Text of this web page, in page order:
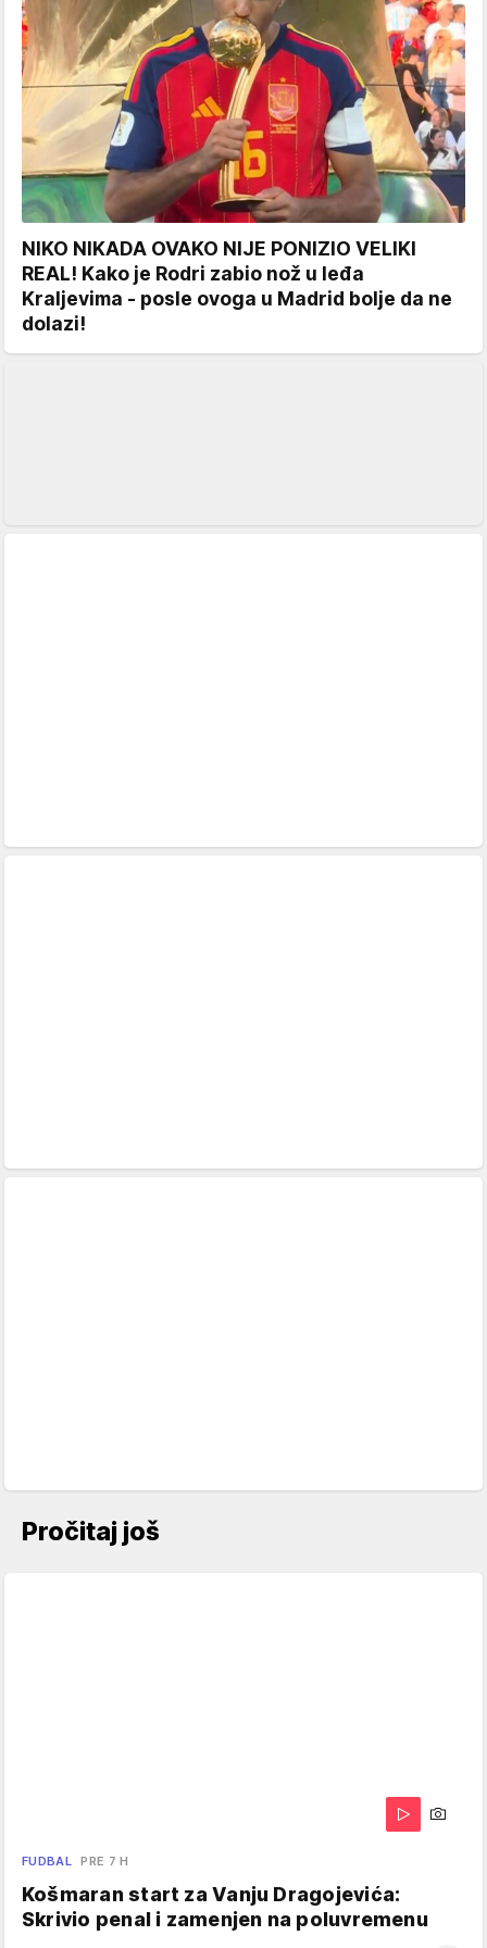
NIKO NIKADA OVAKO NIJE PONIZIO VELIKI
REAL! Kako je Rodri zabio nož u leđa
Kraljevima - posle ovoga u Madrid bolje da ne
dolazi!
Pročitaj još
FUDBAL PRE 7 H
Košmaran start za Vanju Dragojevića:
Skrivio penal i zamenjen na poluvremenu